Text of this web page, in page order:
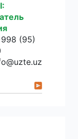
(95)